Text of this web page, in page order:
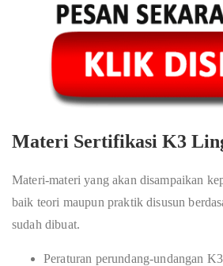
Materi Sertifikasi K3
Materi-materi yang akan disampaikan
baik teori maupun praktik disusun
sudah dibuat.
Peraturan perundang-undangan K3